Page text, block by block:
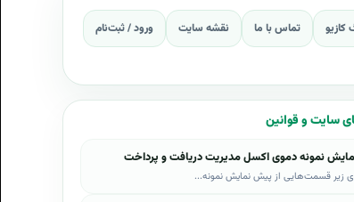
کازیو تماس با ما نقشه سایت ورود / ثبت‌نام
سایت و قوانین
نمونه دموی اکسل مدیریت دریافت و پرداخت
زیر قسمت‌هایی از پیش نمایش نمونه...